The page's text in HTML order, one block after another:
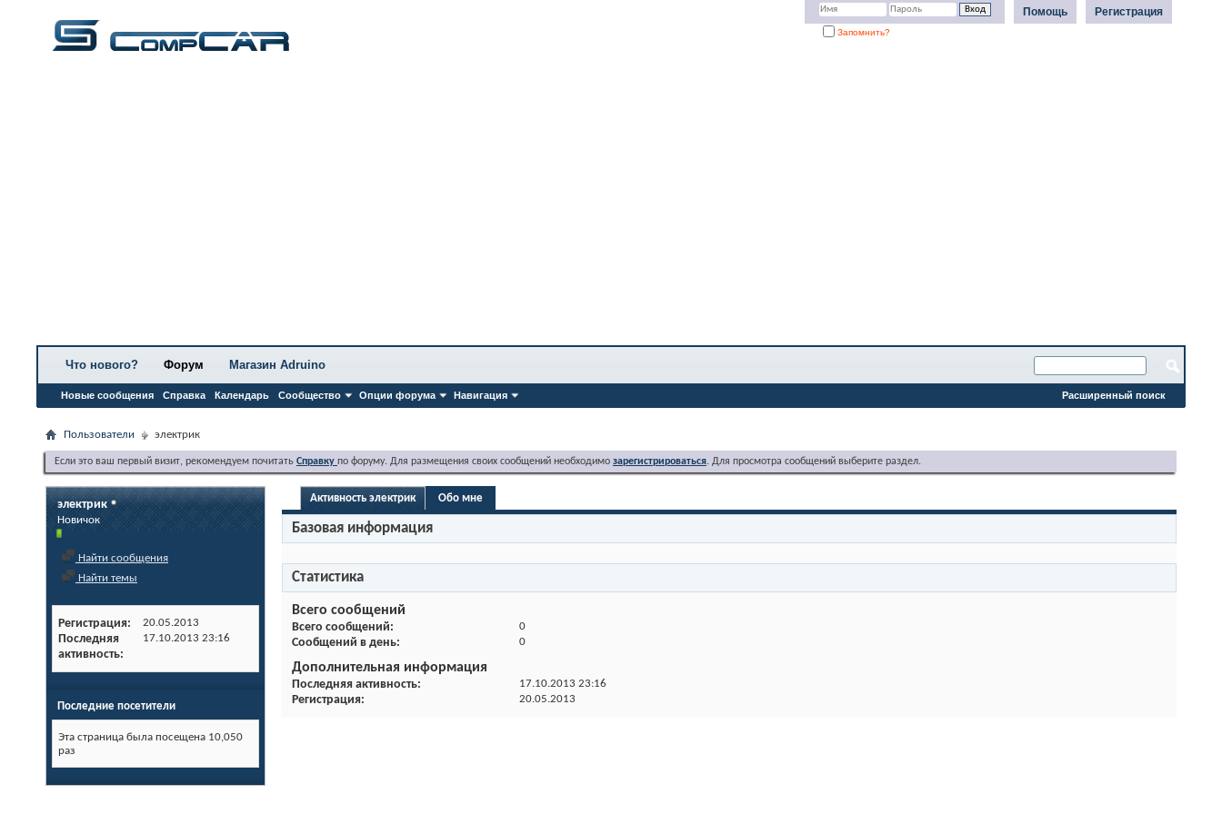
Регистрация
Помощь
Запомнить?
Что нового? Форум
Новые сообщения Справка Календарь Сообщество Опции форума Навигация
Магазин Adruino
Расширенный поиск
Пользователи электрик
Если это ваш первый визит, рекомендуем почитать Справку по форуму. Для размещения своих сообщений необходимо зарегистрироваться. Для просмотра сообщений выберите раздел.
электрик
Новичок
Найти сообщения
Найти темы
Регистрация 20.05.2013
Последняя
активность
17.10.2013 23:16
Последние посетители
Эта страница была посещена 10,050
раз
Активность электрик Обо мне
Базовая информация
Статистика
Всего сообщений
Всего сообщений 0
Сообщений в день 0
Дополнительная информация
Последняя активность 17.10.2013 23:16
Регистрация 20.05.2013